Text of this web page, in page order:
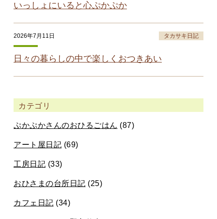
いっしょにいると心ぷかぷか
2026年7月11日 タカサキ日記
日々の暮らしの中で楽しくおつきあい
カテゴリ
ぷかぷかさんのおひるごはん (87)
アート屋日記 (69)
工房日記 (33)
おひさまの台所日記 (25)
カフェ日記 (34)